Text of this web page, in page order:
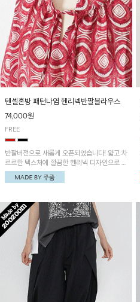
텐셀혼방 패턴나염 헨리넥반팔블라우스
74,000원
FREE
반팔버전으로 새롭게 오픈되었습니다! 얇고 차
르르한 텍스처에 깔끔한 헨리넥 디자인으로 제
작된 블라우스예요~볼륨감있는 소매 셔링과
세련된 나염패턴으로 유니크한 매력 UP!